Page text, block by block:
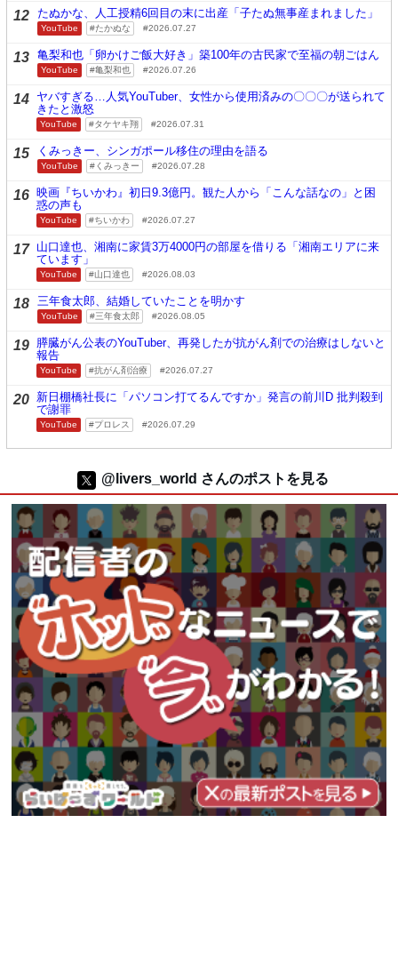
12 たぬかな、人工授精6回目の末に出産「子たぬ無事産まれました」
YouTube たかぬな 2026.07.27
13 亀梨和也「卵かけご飯大好き」築100年の古民家で至福の朝ごはん
YouTube 亀梨和也 2026.07.26
14 ヤバすぎる…人気YouTuber、女性から使用済みの〇〇〇が送られて
きたと激怒
YouTube タケヤキ翔 2026.07.31
15 くみっきー、シンガポール移住の理由を語る
YouTube くみっきー 2026.07.28
16 映画『ちいかわ』初日9.3億円。観た人から「こんな話なの」と困
惑の声も
YouTube ちいかわ 2026.07.27
17 山口達也、湘南に家賃3万4000円の部屋を借りる「湘南エリアに来
ています」
YouTube 山口達也 2026.08.03
18 三年食太郎、結婚していたことを明かす
YouTube 三年食太郎 2026.08.05
19 膵臓がん公表のYouTuber、再発したが抗がん剤での治療はしないと
報告
YouTube 抗がん剤治療 2026.07.27
20 新日棚橋社長に「パソコン打てるんですか」発言の前川D 批判殺到
で謝罪
YouTube プロレス 2026.07.29
@livers_world さんのポストを見る